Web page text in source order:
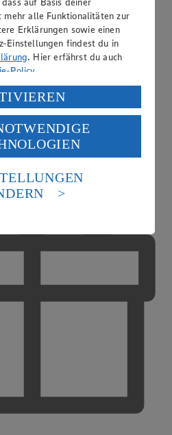
anzeigen
mehr alle Funktionalitäten zur
Erklärungen sowie einen
Einstellungen findest du in
. Hier erfährst du auch
Policy.
Daten in den
YouTube:
klickst, willigst du im Sinne
lit. a) DSGVO ein, dass deine
werden. Der EuGH sieht
nach europäischen
Datenschutzniveau an.
Zugriffs durch US-
der Seite findest du